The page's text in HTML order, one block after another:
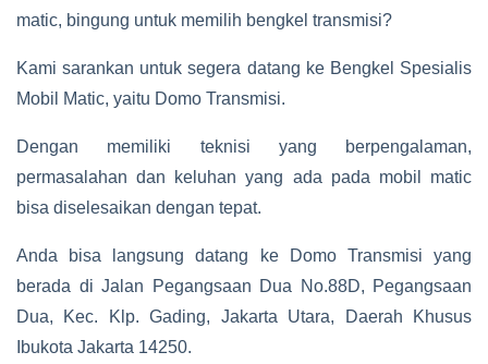
matic, bingung untuk memilih bengkel transmisi?
Kami sarankan untuk segera datang ke Bengkel Spesialis
Mobil Matic, yaitu Domo Transmisi.
Dengan memiliki teknisi yang berpengalaman,
permasalahan dan keluhan yang ada pada mobil matic
bisa diselesaikan dengan tepat.
Anda bisa langsung datang ke Domo Transmisi yang
berada di Jalan Pegangsaan Dua No.88D, Pegangsaan
Dua, Kec. Klp. Gading, Jakarta Utara, Daerah Khusus
Ibukota Jakarta 14250.